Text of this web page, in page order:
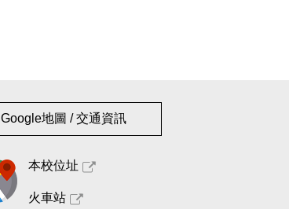
Google地圖 / 交通資訊
本校位址
火車站